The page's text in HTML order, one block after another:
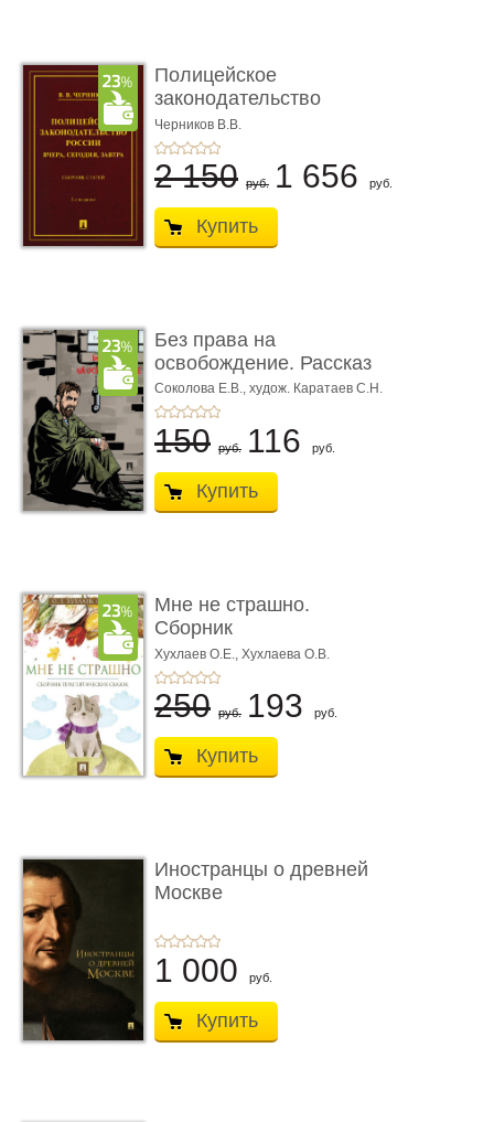
Полицейское
законодательство
России: вчера, с� ...
Черников В.В.
2 150 руб. 1 656 руб.
Купить
Без права на
освобождение. Рассказ
Соколова Е.В., худож. Каратаев С.Н.
150 руб. 116 руб.
Купить
Мне не страшно.
Сборник
терапевтических
сказо� ...
Хухлаев О.Е., Хухлаева О.В.
250 руб. 193 руб.
Купить
Иностранцы о древней
Москве
1 000 руб.
Купить